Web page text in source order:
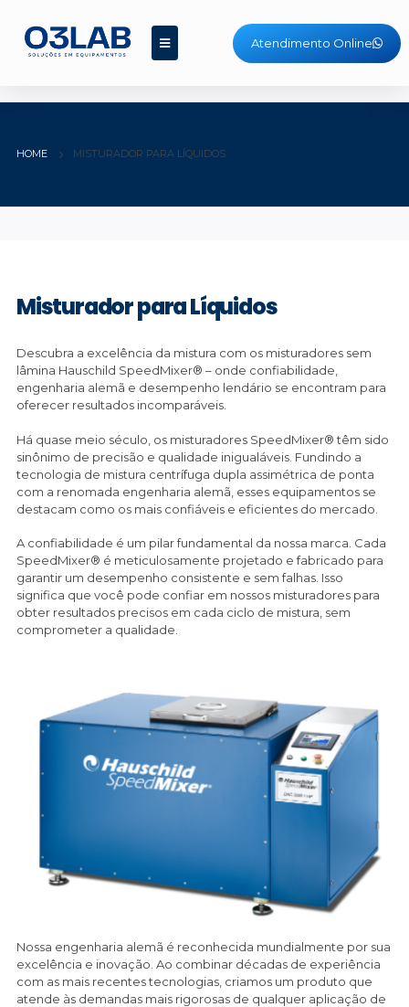
Atendimento Online
HOME MISTURADOR PARA LÍQUIDOS
Misturador para Líquidos
Descubra a excelência da mistura com os misturadores sem
lâmina Hauschild SpeedMixer® – onde confiabilidade,
engenharia alemã e desempenho lendário se encontram para
oferecer resultados incomparáveis.
Há quase meio século, os misturadores SpeedMixer® têm sido
sinônimo de precisão e qualidade inigualáveis. Fundindo a
tecnologia de mistura centrífuga dupla assimétrica de ponta
com a renomada engenharia alemã, esses equipamentos se
destacam como os mais confiáveis e eficientes do mercado.
A confiabilidade é um pilar fundamental da nossa marca. Cada
SpeedMixer® é meticulosamente projetado e fabricado para
garantir um desempenho consistente e sem falhas. Isso
significa que você pode confiar em nossos misturadores para
obter resultados precisos em cada ciclo de mistura, sem
comprometer a qualidade.
Nossa engenharia alemã é reconhecida mundialmente por sua
excelência e inovação. Ao combinar décadas de experiência
com as mais recentes tecnologias, criamos um produto que
atende às demandas mais rigorosas de qualquer aplicação de